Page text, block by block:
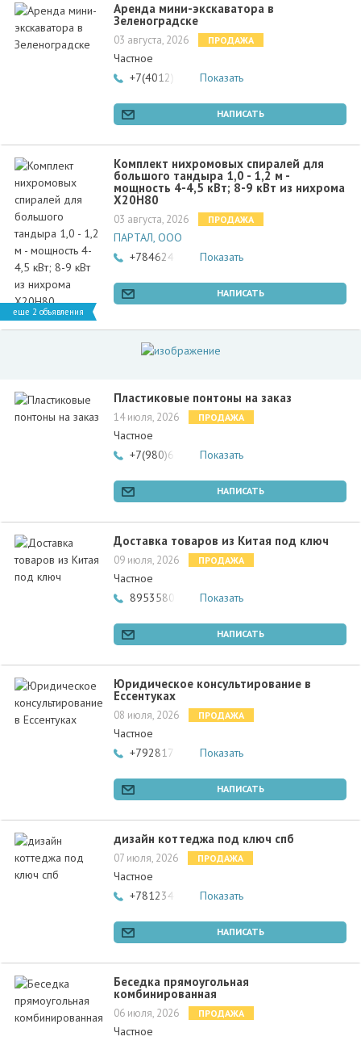
Аренда мини-экскаватора в
Зеленоградске
03 августа, 2026 ПРОДАЖА
Частное
+7(4012)901910Показать
НАПИСАТЬ
еще 2 объявления
Комплект нихромовых спиралей для
большого тандыра 1,0 - 1,2 м -
мощность 4-4,5 кВт; 8-9 кВт из нихрома
Х20Н80
03 августа, 2026 ПРОДАЖА
ПАРТАЛ, ООО
+78462466502Показать
НАПИСАТЬ
Пластиковые понтоны на заказ
14 июля, 2026 ПРОДАЖА
Частное
+7(980)6501344Показать
НАПИСАТЬ
Доставка товаров из Китая под ключ
09 июля, 2026 ПРОДАЖА
Частное
89535808394Показать
НАПИСАТЬ
Юридическое консультирование в
Ессентуках
08 июля, 2026 ПРОДАЖА
Частное
+79281705777Показать
НАПИСАТЬ
дизайн коттеджа под ключ спб
07 июля, 2026 ПРОДАЖА
Частное
+78123400004Показать
НАПИСАТЬ
Беседка прямоугольная
комбинированная
06 июля, 2026 ПРОДАЖА
Частное